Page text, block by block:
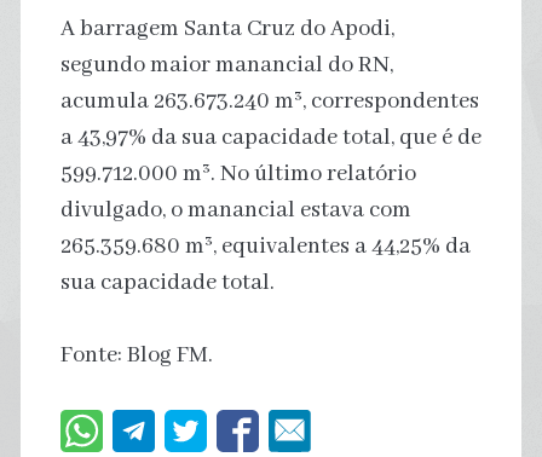
A barragem Santa Cruz do Apodi,
segundo maior manancial do RN,
acumula 263.673.240 m³, correspondentes
a 43,97% da sua capacidade total, que é de
599.712.000 m³. No último relatório
divulgado, o manancial estava com
265.359.680 m³, equivalentes a 44,25% da
sua capacidade total.
Fonte: Blog FM.